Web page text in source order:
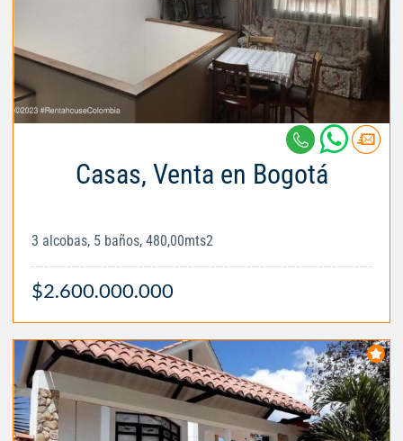
Casas, Venta en Bogotá
3 alcobas, 5 baños, 480,00mts2
$2.600.000.000